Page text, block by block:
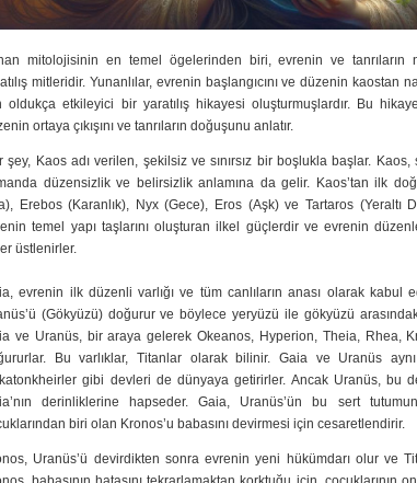
mitolojisinin en temel ögelerinden biri, evrenin ve tanrıların
mitleridir. Yunanlılar, evrenin başlangıcını ve düzenin kaostan
oldukça etkileyici bir yaratılış hikayesi oluşturmuşlardır. Bu
ortaya çıkışını ve tanrıların doğuşunu anlatır.
şey, Kaos adı verilen, şekilsiz ve sınırsız bir boşlukla başlar.
düzensizlik ve belirsizlik anlamına da gelir. Kaos’tan ilk
Erebos (Karanlık), Nyx (Gece), Eros (Aşk) ve Tartaros (Yeraltı
temel yapı taşlarını oluşturan ilkel güçlerdir ve evrenin
üstlenirler.
evrenin ilk düzenli varlığı ve tüm canlıların anası olarak kabul
(Gökyüzü) doğurur ve böylece yeryüzü ile gökyüzü
ve Uranüs, bir araya gelerek Okeanos, Hyperion, Theia, Rhea,
Bu varlıklar, Titanlar olarak bilinir. Gaia ve Uranüs
gibi devleri de dünyaya getirirler. Ancak Uranüs, bu
derinliklerine hapseder. Gaia, Uranüs’ün bu sert
biri olan Kronos’u babasını devirmesi için cesaretlendirir.
Uranüs’ü devirdikten sonra evrenin yeni hükümdarı olur ve